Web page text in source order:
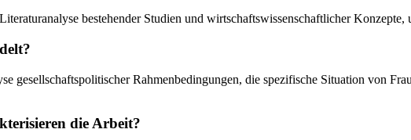
bestehender Studien und wirtschaftswissenschaftlicher
gesellschaftspolitischer Rahmenbedingungen, die spezifische Situation von
die Arbeit?